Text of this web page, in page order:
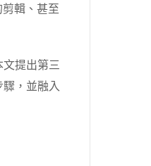
輯、甚至
提出第三
，並融入